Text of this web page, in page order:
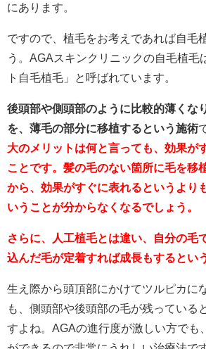
にあります。
ですので、植毛をお考えであれば自毛
う。AGAスキンクリニックの自毛植毛
ト自毛植毛」と呼ばれています。
後頭部や側頭部のように比較的薄くな
を、薄毛の部分に移植するという施術
大のメリットは何と言っても、効果が
ことです。髪の毛のない箇所に毛を移
から、効果がすぐに表れるというより
いうことが分からなくなるでしょう。
さらに、人工植毛とは違い、自分の毛
込んだ毛が定着すれば成長もするとい
生え際から頭頂部にかけてツルピカに
も、側頭部や後頭部の毛が残っている
すよね。AGAの進行度が激しい方でも